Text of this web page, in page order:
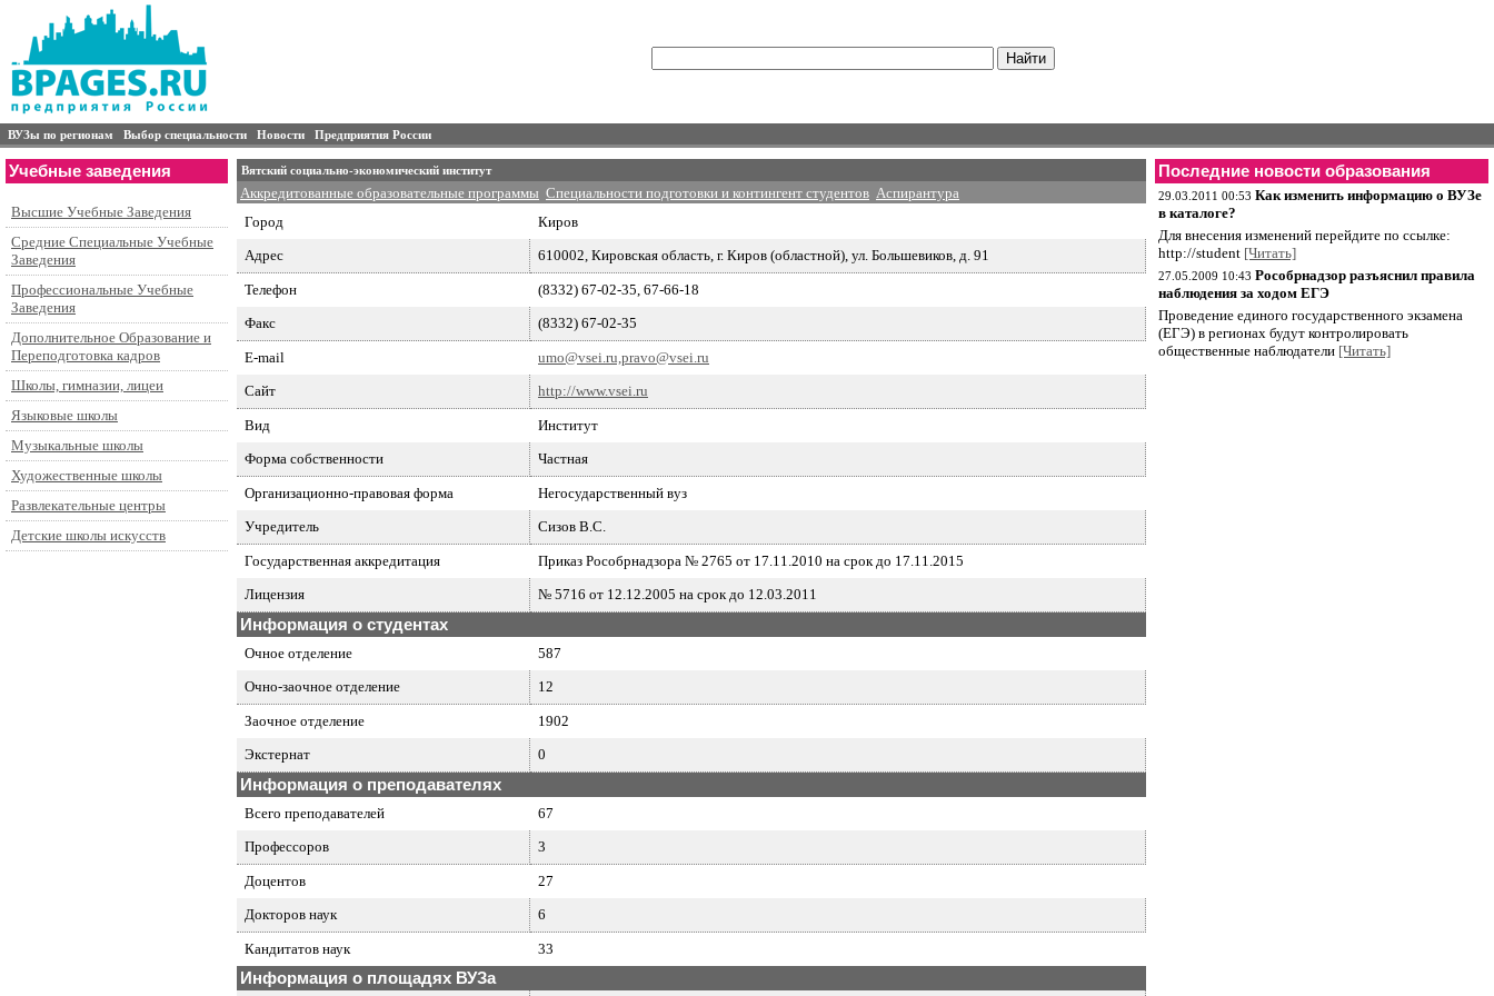
ВУЗы по регионам Выбор специальности Новости Предприятия России
Учебные заведения
Высшие Учебные Заведения
Средние Специальные Учебные
Заведения
Профессиональные Учебные
Заведения
Дополнительное Образование и
Переподготовка кадров
Школы, гимназии, лицеи
Языковые школы
Музыкальные школы
Художественные школы
Развлекательные центры
Детские школы искусств
Вятский социально-экономический институт
Аккредитованные образовательные программы Специальности подготовки и контингент студентов Аспирантура
Город
Киров
Адрес
610002, Кировская область, г. Киров (областной), ул. Большевиков, д. 91
Телефон
(8332) 67-02-35, 67-66-18
Факс
(8332) 67-02-35
E-mail
umo@vsei.ru,pravo@vsei.ru
Сайт
http://www.vsei.ru
Вид
Институт
Форма собственности
Частная
Организационно-правовая форма
Негосударственный вуз
Учредитель
Сизов В.С.
Государственная аккредитация
Приказ Рособрнадзора № 2765 от 17.11.2010 на срок до 17.11.2015
Лицензия
№ 5716 от 12.12.2005 на срок до 12.03.2011
Информация о студентах
Очное отделение
587
Очно-заочное отделение
12
Заочное отделение
1902
Экстернат
0
Информация о преподавателях
Всего преподавателей
67
Профессоров
3
Доцентов
27
Докторов наук
6
Кандитатов наук 33
Информация о площадях ВУЗа
Последние новости образования
29.03.2011 00:53 Как изменить информацию о ВУЗе
в каталоге?
Для внесения изменений перейдите по ссылке:
http://student [Читать]
27.05.2009 10:43 Рособрнадзор разъяснил правила
наблюдения за ходом ЕГЭ
Проведение единого государственного экзамена
(ЕГЭ) в регионах будут контролировать
общественные наблюдатели [Читать]